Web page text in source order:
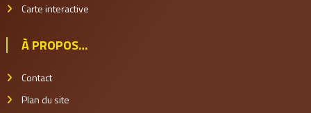
Carte interactive
À PROPOS…
Contact
Plan du site